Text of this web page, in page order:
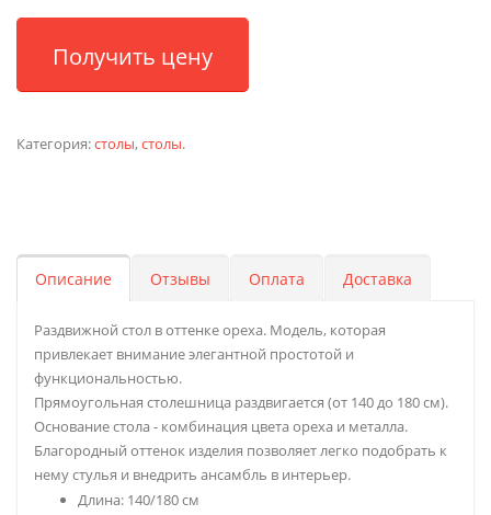
Получить цену
Категория:столы,столы.
Описание Отзывы Оплата Доставка
Раздвижной стол в оттенке ореха. Модель, которая
привлекает внимание элегантной простотой и
функциональностью.
Прямоугольная столешница раздвигается (от 140 до 180 см).
Основание стола - комбинация цвета ореха и металла.
Благородный оттенок изделия позволяет легко подобрать к
нему стулья и внедрить ансамбль в интерьер.
Длина: 140/180 см